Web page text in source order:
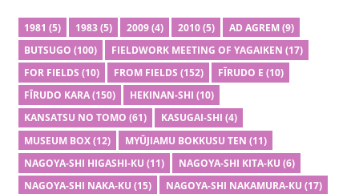
1981 (5) 1983(5) 2009(4) 2010(5) AD AGREM(9)
BUTSUGO (100) FIELDWORK MEETING OF YAGAIKEN (17)
FOR FIELDS (10) FROM FIELDS (152) FĪRUDO E (10)
FĪRUDO KARA(150) HEKINAN-SHI (10)
KANSATSU NO TOMO (61) KASUGAI-SHI (4)
MUSEUM BOX(12) MYŪJIAMU BOKKUSU TEN (11)
NAGOYA-SHI HIGASHI-KU (11) NAGOYA-SHI KITA-KU (6)
NAGOYA-SHI NAKA-KU (15) NAGOYA-SHI NAKAMURA-KU (17)